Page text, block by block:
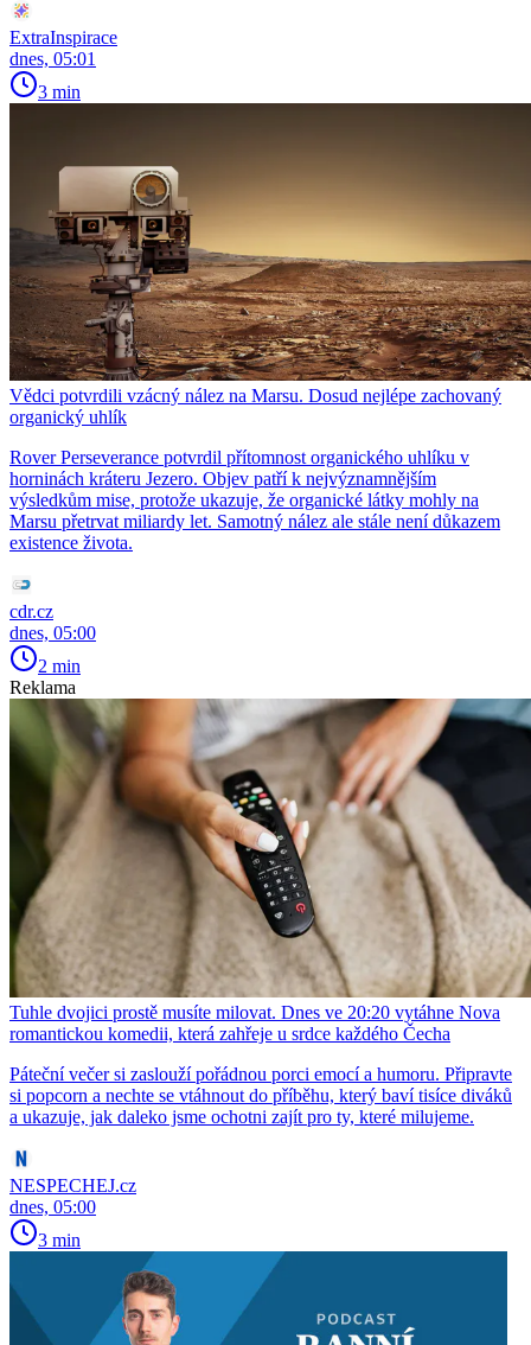
ExtraInspirace
dnes, 05:01
3 min
Vědci potvrdili vzácný nález na Marsu. Dosud nejlépe zachovaný
organický uhlík
Rover Perseverance potvrdil přítomnost organického uhlíku v
horninách kráteru Jezero. Objev patří k nejvýznamnějším
výsledkům mise, protože ukazuje, že organické látky mohly na
Marsu přetrvat miliardy let. Samotný nález ale stále není důkazem
existence života.
cdr.cz
dnes, 05:00
2 min
Reklama
Tuhle dvojici prostě musíte milovat. Dnes ve 20:20 vytáhne Nova
romantickou komedii, která zahřeje u srdce každého Čecha
Páteční večer si zaslouží pořádnou porci emocí a humoru. Připravte
si popcorn a nechte se vtáhnout do příběhu, který baví tisíce diváků
a ukazuje, jak daleko jsme ochotni zajít pro ty, které milujeme.
NESPECHEJ.cz
dnes, 05:00
3 min